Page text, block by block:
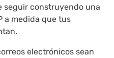
seguir construyendo una
a medida que tus
electrónicos sean